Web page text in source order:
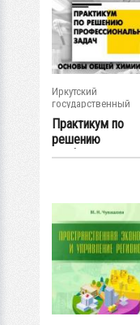
Иркутский
государственный
университет
Практикум по
решению